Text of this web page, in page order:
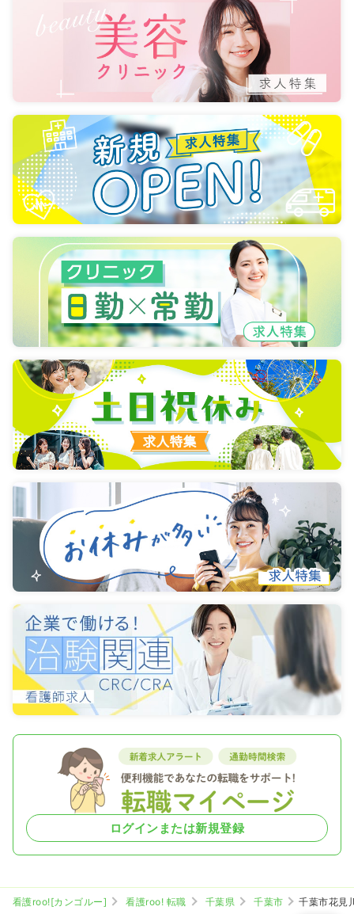
ログインまたは新規登録
看護roo![カンゴルー] 看護roo! 転職 千葉県 千葉市 千葉市花見